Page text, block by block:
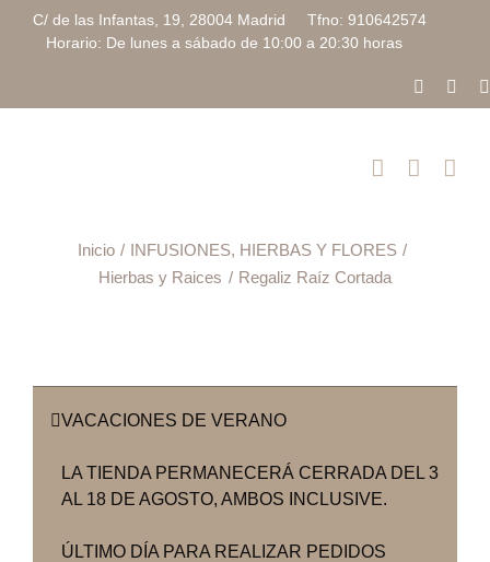
SaltarC/ de las Infantas, 19, 28004 Madrid Tfno: 910642574
Horario: De lunes a sábado de 10:00 a 20:30 horas
Facebook
Inicio
INFUSIONES, HIERBAS Y FLORES
Hierbas y Raices
Regaliz Raíz Cortada
VACACIONES DE VERANO
LA TIENDA PERMANECERÁ CERRADA DEL 3
AL 18 DE AGOSTO, AMBOS INCLUSIVE.
ÚLTIMO DÍA PARA REALIZAR PEDIDOS